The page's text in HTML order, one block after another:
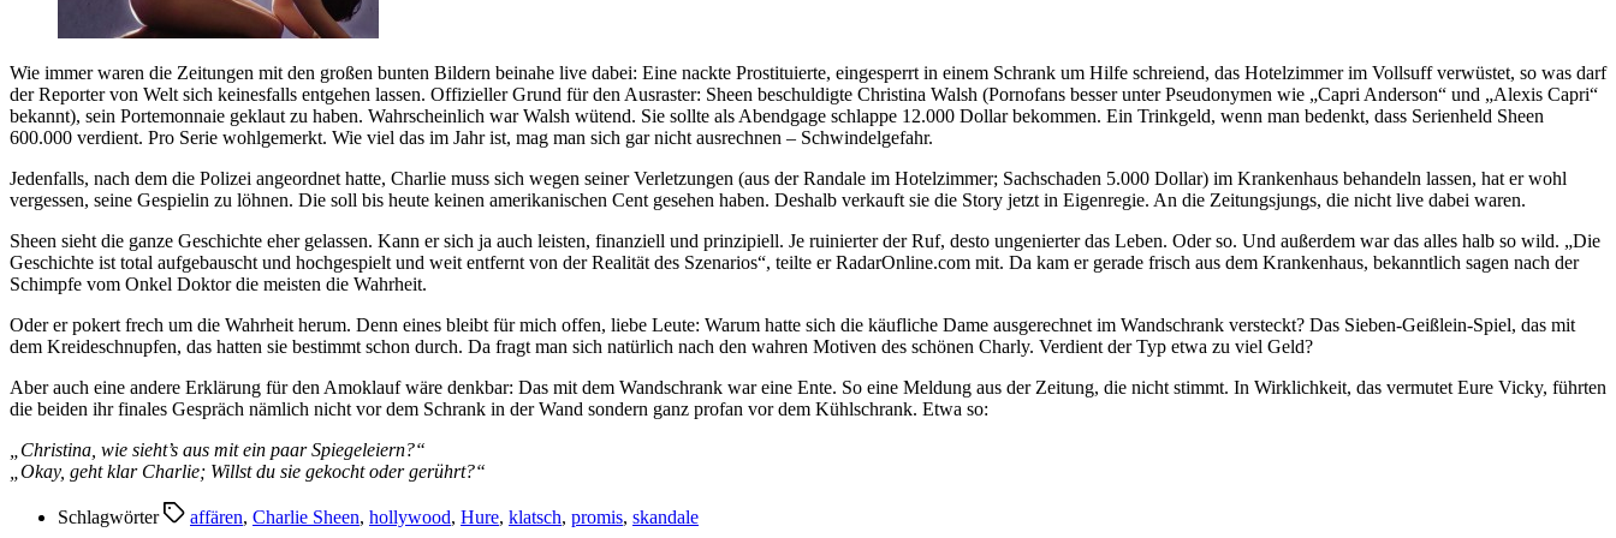
Wie immer waren die Zeitungen mit den großen bunten Bildern beinahe live dabei: Eine nackte Prostituierte, eingesperrt in einem Schrank um Hilfe schreiend, das Hotelzimmer im Vollsuff verwüstet, so was darf
der Reporter von Welt sich keinesfalls entgehen lassen. Offizieller Grund für den Ausraster: Sheen beschuldigte Christina Walsh (Pornofans besser unter Pseudonymen wie „Capri Anderson“ und „Alexis Capri“
bekannt), sein Portemonnaie geklaut zu haben. Wahrscheinlich war Walsh wütend. Sie sollte als Abendgage schlappe 12.000 Dollar bekommen. Ein Trinkgeld, wenn man bedenkt, dass Serienheld Sheen
600.000 verdient. Pro Serie wohlgemerkt. Wie viel das im Jahr ist, mag man sich gar nicht ausrechnen – Schwindelgefahr.
Jedenfalls, nach dem die Polizei angeordnet hatte, Charlie muss sich wegen seiner Verletzungen (aus der Randale im Hotelzimmer; Sachschaden 5.000 Dollar) im Krankenhaus behandeln lassen, hat er wohl
vergessen, seine Gespielin zu löhnen. Die soll bis heute keinen amerikanischen Cent gesehen haben. Deshalb verkauft sie die Story jetzt in Eigenregie. An die Zeitungsjungs, die nicht live dabei waren.
Sheen sieht die ganze Geschichte eher gelassen. Kann er sich ja auch leisten, finanziell und prinzipiell. Je ruinierter der Ruf, desto ungenierter das Leben. Oder so. Und außerdem war das alles halb so wild. „Die
Geschichte ist total aufgebauscht und hochgespielt und weit entfernt von der Realität des Szenarios“, teilte er RadarOnline.com mit. Da kam er gerade frisch aus dem Krankenhaus, bekanntlich sagen nach der
Schimpfe vom Onkel Doktor die meisten die Wahrheit.
Oder er pokert frech um die Wahrheit herum. Denn eines bleibt für mich offen, liebe Leute: Warum hatte sich die käufliche Dame ausgerechnet im Wandschrank versteckt? Das Sieben-Geißlein-Spiel, das mit
dem Kreideschnupfen, das hatten sie bestimmt schon durch. Da fragt man sich natürlich nach den wahren Motiven des schönen Charly. Verdient der Typ etwa zu viel Geld?
Aber auch eine andere Erklärung für den Amoklauf wäre denkbar: Das mit dem Wandschrank war eine Ente. So eine Meldung aus der Zeitung, die nicht stimmt. In Wirklichkeit, das vermutet Eure Vicky, führten
die beiden ihr finales Gespräch nämlich nicht vor dem Schrank in der Wand sondern ganz profan vor dem Kühlschrank. Etwa so:
„Christina, wie sieht’s aus mit ein paar Spiegeleiern?“
„Okay, geht klar Charlie; Willst du sie gekocht oder gerührt?“
Schlagwörter affären, Charlie Sheen, hollywood, Hure, klatsch, promis, skandale